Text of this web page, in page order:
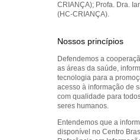
CRIANÇA); Profa. Dra.
(HC-CRIANÇA).
Nossos princípios
Defendemos a
as áreas da saúde,
tecnologia para a
acesso à informação de
com qualidade para
seres humanos.
Entendemos que a
disponível no Centro